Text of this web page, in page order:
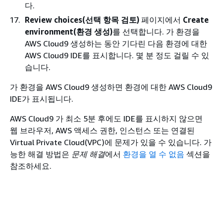
다.
Review choices(선택 항목 검토) 페이지에서 Create
environment(환경 생성)를 선택합니다. 가 환경을
AWS Cloud9 생성하는 동안 기다린 다음 환경에 대한
AWS Cloud9 IDE를 표시합니다. 몇 분 정도 걸릴 수 있
습니다.
가 환경을 AWS Cloud9 생성하면 환경에 대한 AWS Cloud9
IDE가 표시됩니다.
AWS Cloud9 가 최소 5분 후에도 IDE를 표시하지 않으면
웹 브라우저, AWS 액세스 권한, 인스턴스 또는 연결된
Virtual Private Cloud(VPC)에 문제가 있을 수 있습니다. 가
능한 해결 방법은 문제 해결에서 환경을 열 수 없음 섹션을
참조하세요.